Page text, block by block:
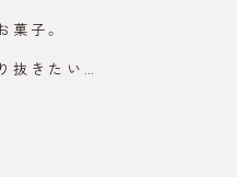
子。
抜きたい…